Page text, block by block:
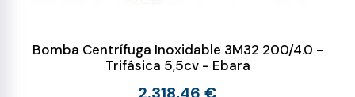
Bomba Centrífuga Inoxidable 3M32 200/4.0 -
Trifásica 5,5cv - Ebara